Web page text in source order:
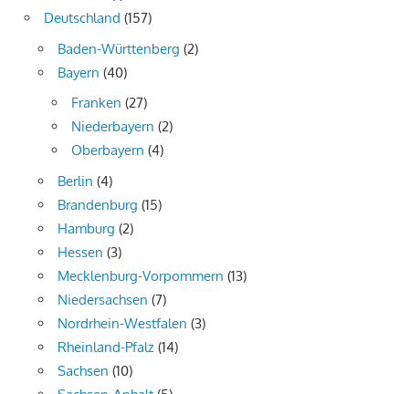
Deutschland (157)
Baden-Württenberg (2)
Bayern (40)
Franken (27)
Niederbayern (2)
Oberbayern (4)
Berlin (4)
Brandenburg (15)
Hamburg (2)
Hessen (3)
Mecklenburg-Vorpommern (13)
Niedersachsen (7)
Nordrhein-Westfalen (3)
Rheinland-Pfalz (14)
Sachsen (10)